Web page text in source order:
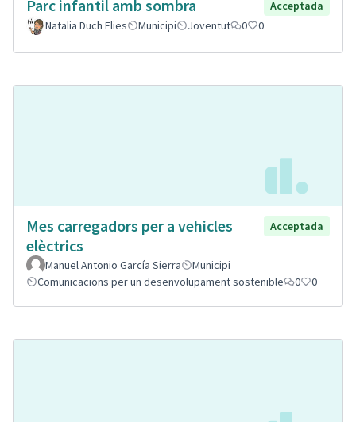
Parc infantil amb sombra
Acceptada
Natalia Duch Elies
Municipi Joventut 0 0
Mes carregadors per a vehicles
elèctrics
Acceptada
Manuel Antonio García Sierra
Municipi
Comunicacions per un desenvolupament sostenible
0 0